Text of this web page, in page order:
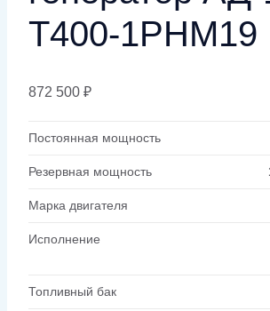
Т400-1РНМ19
872 500 ₽
Постоянная мощность
Резервная мощность
Марка двигателя
Исполнение
Топливный бак